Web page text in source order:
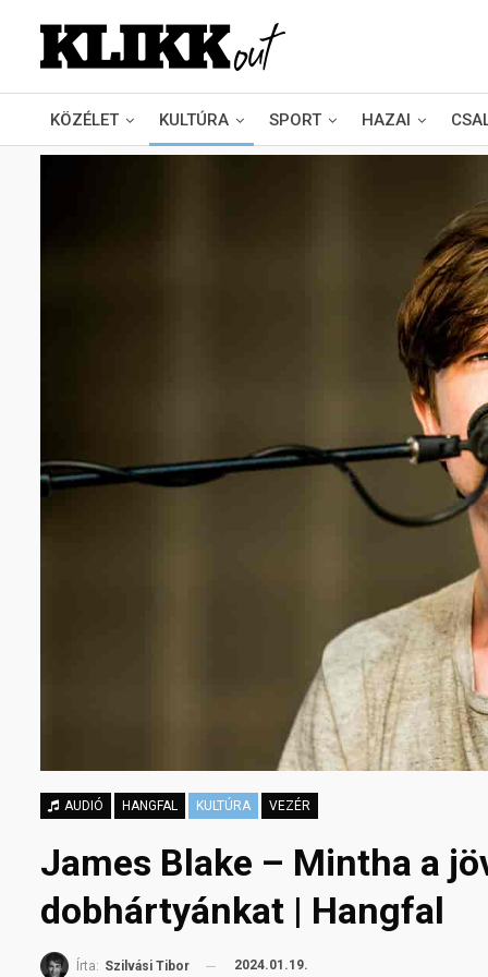
KÖZÉLET KULTÚRA SPORT HAZAI
AUDIÓ HANGFAL KULTÚRA VEZÉR
James Blake – Mintha a
dobhártyánkat | Hangfal
Írta: Szilvási Tibor 2024.01.19.